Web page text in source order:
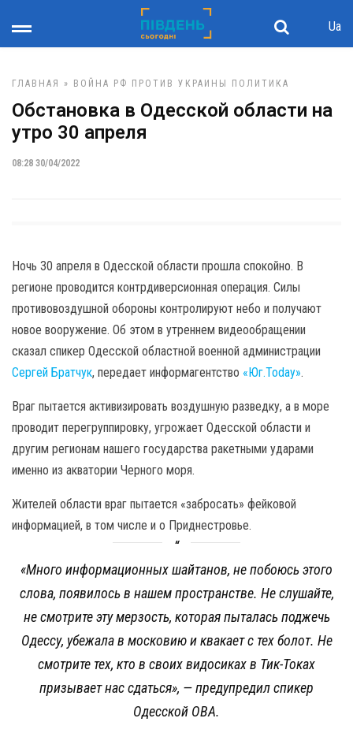
Ua
ГЛАВНАЯ » ВОЙНА РФ ПРОТИВ УКРАИНЫ ПОЛИТИКА
Обстановка в Одесской области на
утро 30 апреля
08:28 30/04/2022
Ночь 30 апреля в Одесской области прошла спокойно. В
регионе проводится контрдиверсионная операция. Силы
противовоздушной обороны контролируют небо и получают
новое вооружение. Об этом в утреннем видеообращении
сказал спикер Одесской областной военной администрации
Сергей Братчук, передает информагентство «Юг.Today».
Враг пытается активизировать воздушную разведку, а в море
проводит перегруппировку, угрожает Одесской области и
другим регионам нашего государства ракетными ударами
именно из акватории Черного моря.
Жителей области враг пытается «забросать» фейковой
информацией, в том числе и о Приднестровье.
«Много информационных шайтанов, не побоюсь этого
слова, появилось в нашем пространстве. Не слушайте,
не смотрите эту мерзость, которая пыталась поджечь
Одессу, убежала в московию и квакает с тех болот. Не
смотрите тех, кто в своих видосиках в Тик-Токах
призывает нас сдаться», — предупредил спикер
Одесской ОВА.